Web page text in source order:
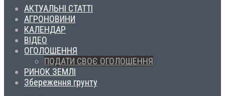
АКТУАЛЬНІ СТАТТІ
АГРОНОВИНИ
КАЛЕНДАР
ВІДЕО
ОГОЛОШЕННЯ
ПОДАТИ СВОЄ ОГОЛОШЕННЯ
РИНОК ЗЕМЛІ
Збереження грунту